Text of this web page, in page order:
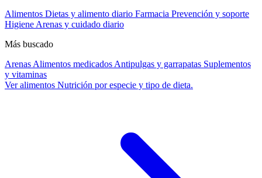
Alimentos Dietas y alimento diario Farmacia Prevención y soporte
Higiene Arenas y cuidado diario
Más buscado
Arenas Alimentos medicados Antipulgas y garrapatas Suplementos
y vitaminas
Ver alimentos Nutrición por especie y tipo de dieta.